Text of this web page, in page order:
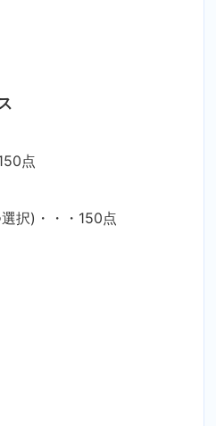
点
択)・・・150点